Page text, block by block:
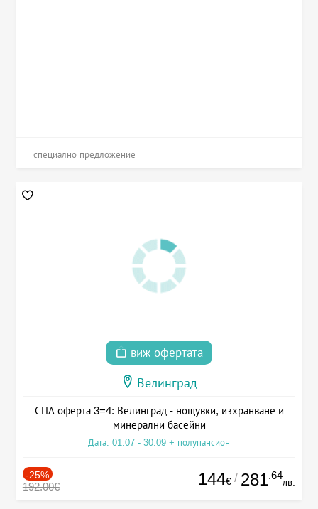
специално предложение
виж офертата
Велинград
СПА оферта 3=4: Велинград - нощувки, изхранване и
минерални басейни
Дата: 01.07 - 30.09 + полупансион
-25%
192.00€ 144€ / 281.64
лв.